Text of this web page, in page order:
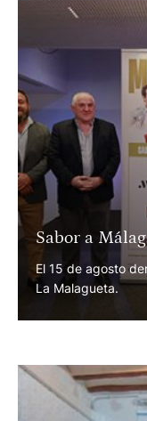
Sabor a
El 15 de agosto
La Malagueta.